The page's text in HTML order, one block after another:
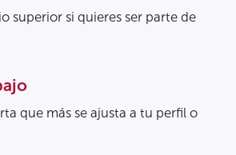
superior si quieres ser parte de
que más se ajusta a tu perfil o